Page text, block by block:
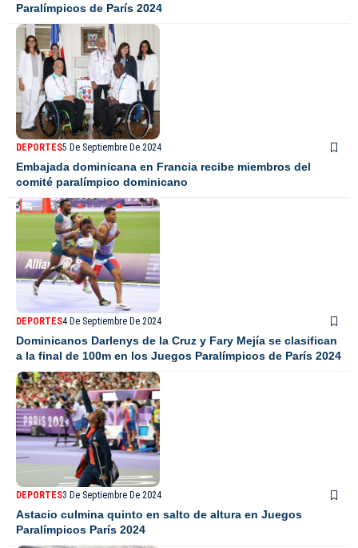
Paralímpicos de París 2024
DEPORTES5 De Septiembre De 2024
Embajada dominicana en Francia recibe miembros del
comité paralímpico dominicano
DEPORTES4 De Septiembre De 2024
Dominicanos Darlenys de la Cruz y Fary Mejía se clasifican
a la final de 100m en los Juegos Paralímpicos de París 2024
DEPORTES3 De Septiembre De 2024
Astacio culmina quinto en salto de altura en Juegos
Paralímpicos París 2024